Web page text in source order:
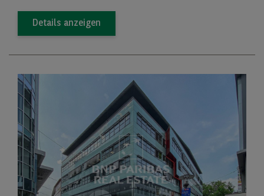
Details anzeigen